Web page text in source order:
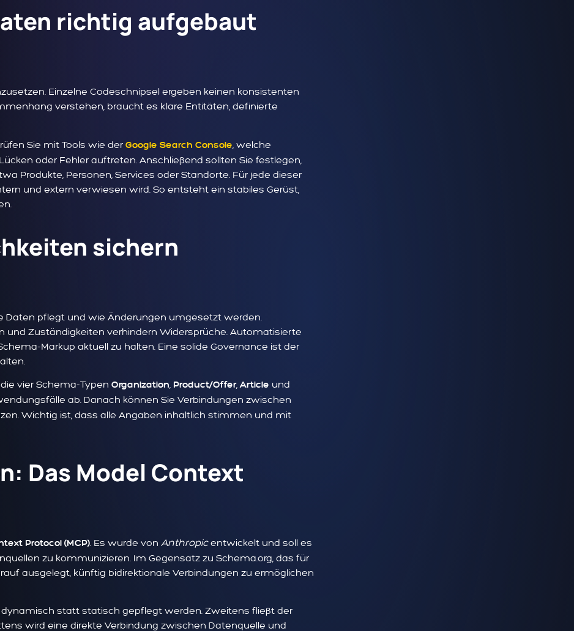
richtig aufgebaut
Einzelne Codeschnipsel ergeben keinen konsistenten
verstehen, braucht es klare Entitäten, definierte
Sie mit Tools wie der Google Search Console, welche
oder Fehler auftreten. Anschließend sollten Sie festlegen,
Produkte, Personen, Services oder Standorte. Für jede dieser
und extern verwiesen wird. So entsteht ein stabiles Gerüst,
sichern
Daten pflegt und wie Änderungen umgesetzt werden.
und Zuständigkeiten verhindern Widersprüche. Automatisierte
Markup aktuell zu halten. Eine solide Governance ist der
vier Schema-Typen Organization, Product/Offer,Article und
ab. Danach können Sie Verbindungen zwischen
Wichtig ist, dass alle Angaben inhaltlich stimmen und mit
Das Model Context
Protocol (MCP). Es wurde von Anthropicentwickelt und soll es
zu kommunizieren. Im Gegensatz zu Schema.org, das für
ausgelegt, künftig bidirektionale Verbindungen zu ermöglichen
statt statisch gepflegt werden. Zweitens fließt der
wird eine direkte Verbindung zwischen Datenquelle und